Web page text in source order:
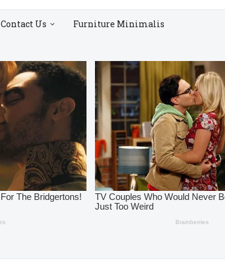
Contact Us Furniture Minimalis